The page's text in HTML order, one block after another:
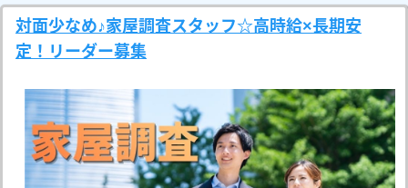
対面少なめ♪家屋調査スタッフ☆高時給×長期安
定！リーダー募集